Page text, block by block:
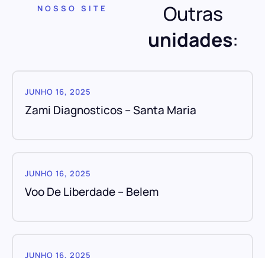
NOSSO SITE
Outras
unidades:
JUNHO 16, 2025
Zami Diagnosticos – Santa Maria
JUNHO 16, 2025
Voo De Liberdade – Belem
JUNHO 16, 2025